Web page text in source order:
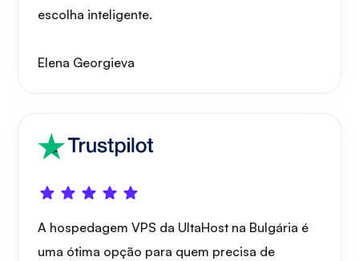
escolha inteligente.
Elena Georgieva
A hospedagem VPS da UltaHost na Bulgária é
uma ótima opção para quem precisa de